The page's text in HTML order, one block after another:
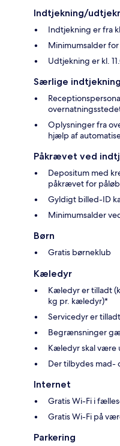
Indtjekning/
Indtjekning er fra
Minimumsalder
Udtjekning er kl.
Særlige
Oplysninger fra
hjælp af
Påkrævet ved
Depositum med
påkrævet for
Gyldigt billed-ID
Minimumsalder
Børn
Gratis børneklub
Kæledyr
Kæledyr er tilladt
kg pr. kæledyr)*
Servicedyr er tilladt
Begrænsninger
Kæledyr skal være
Der tilbydes mad-
Internet
Gratis Wi-Fi i
Gratis Wi-Fi på
Parkering